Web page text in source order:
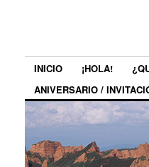
INICIO ¡HOLA!
ANIVERSARIO /